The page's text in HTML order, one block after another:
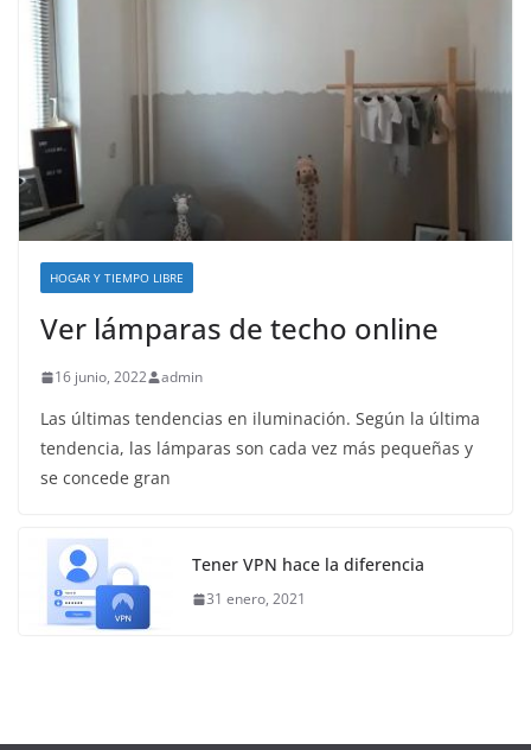
HOGAR Y TIEMPO LIBRE
Ver lámparas de techo online
16 junio, 2022 admin
Las últimas tendencias en iluminación. Según la última
tendencia, las lámparas son cada vez más pequeñas y
se concede gran
Tener VPN hace la diferencia
31 enero, 2021